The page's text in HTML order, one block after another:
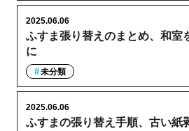
ふすま張り替えのまとめ、和室
に
2025.06.06
未分類
ふすまの張り替え手順、古い紙
2025.06.06